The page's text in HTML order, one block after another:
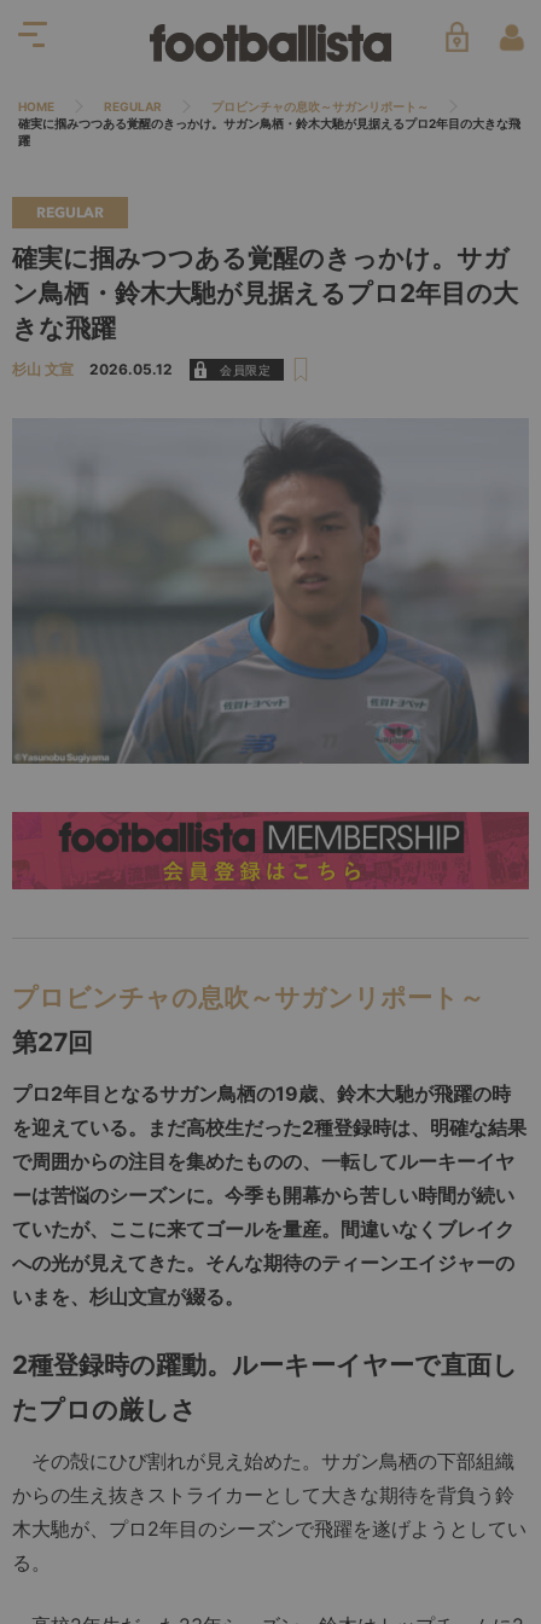
HOME REGULAR
プロビンチャの息吹～サガンリポート～
確実に掴みつつある覚醒のきっかけ。サガン鳥栖・鈴木大馳が見据えるプロ2年目の大きな飛
躍
REGULAR
確実に掴みつつある覚醒のきっかけ。サガ
ン鳥栖・鈴木大馳が見据えるプロ2年目の大
きな飛躍
杉山 文宣 2026.05.12
プロビンチャの息吹～サガンリポート～
第27回
プロ2年目となるサガン鳥栖の19歳、鈴木大馳が飛躍の時
を迎えている。まだ高校生だった2種登録時は、明確な結果
で周囲からの注目を集めたものの、一転してルーキーイヤ
ーは苦悩のシーズンに。今季も開幕から苦しい時間が続い
ていたが、ここに来てゴールを量産。間違いなくブレイク
への光が見えてきた。そんな期待のティーンエイジャーの
いまを、杉山文宣が綴る。
2種登録時の躍動。ルーキーイヤーで直面し
たプロの厳しさ
その殻にひび割れが見え始めた。サガン鳥栖の下部組織
からの生え抜きストライカーとして大きな期待を背負う鈴
木大馳が、プロ2年目のシーズンで飛躍を遂げようとしてい
る。